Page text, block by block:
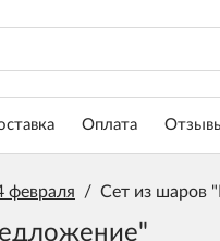
Оплата
февраля / Сет из шаров